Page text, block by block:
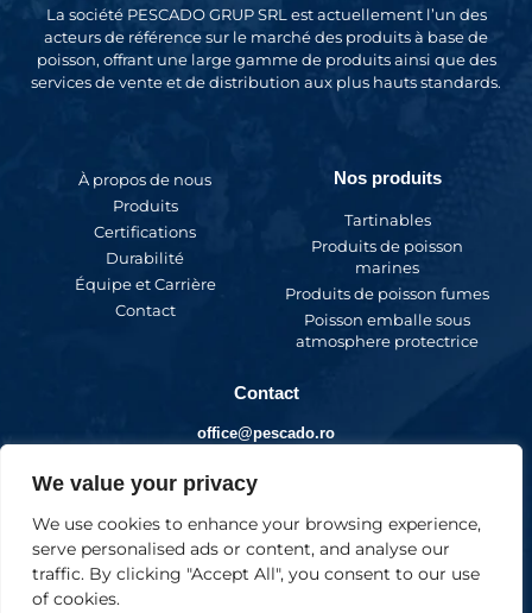
We value your privacy
We use cookies to enhance your browsing experience,
serve personalised ads or content, and analyse our
traffic. By clicking "Accept All", you consent to our use
of cookies.
La société PESCADO GRUP SRL est actuellement l’un des
acteurs de référence sur le marché des produits à base de
poisson, offrant une large gamme de produits ainsi que des
services de vente et de distribution aux plus hauts standards.
À propos de nous
Produits
Certifications
Durabilité
Équipe et Carrière
Contact
Nos produits
Tartinables
Produits de poisson
marines
Produits de poisson fumes
Poisson emballe sous
atmosphere protectrice
Contact
office@pescado.ro
Pescado Group © 2026. Tous droits réservés.